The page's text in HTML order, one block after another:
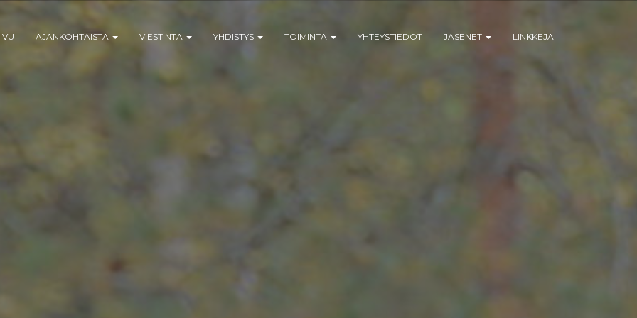
AJANKOHTAISTA VIESTINTÄ YHDISTYS TOIMINTA YHTEYSTIEDOT JÄSENET LINKKEJÄ